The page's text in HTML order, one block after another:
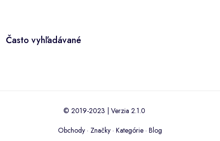
Často vyhľadávané
© 2019-2023 | Verzia 2.1.0
Obchody · Značky · Kategórie · Blog